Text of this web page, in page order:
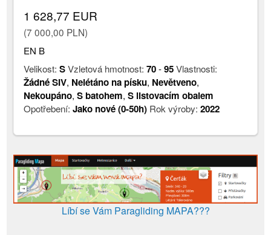
1 628,77 EUR
(7 000,00 PLN)
EN B
Velikost:SVzletová hmotnost:70-95Vlastnosti:
Žádné SIV, Nelétáno na písku, Nevětveno,
Nekoupáno,S batohem,S listovacím obalem
Opotřebení:Jako nové (0-50h) Rok výroby:2022
Líbí se Vám Paragliding MAPA???